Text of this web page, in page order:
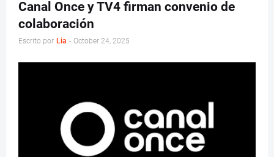
Canal Once y TV4 firman convenio de
colaboración
Escrito por Lia - October 24, 2025